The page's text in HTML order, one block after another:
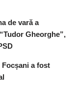
de vară a
Gheorghe”,
a fost